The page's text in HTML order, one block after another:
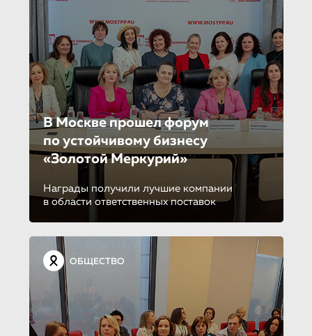
В Москве прошел форум
по устойчиво­му бизнесу
«Золотой Меркурий»
Награды получили лучшие компании
в области ответственных поставок
ОБЩЕСТВО